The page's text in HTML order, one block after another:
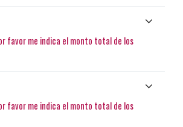
favor me indica el monto total de los
favor me indica el monto total de los